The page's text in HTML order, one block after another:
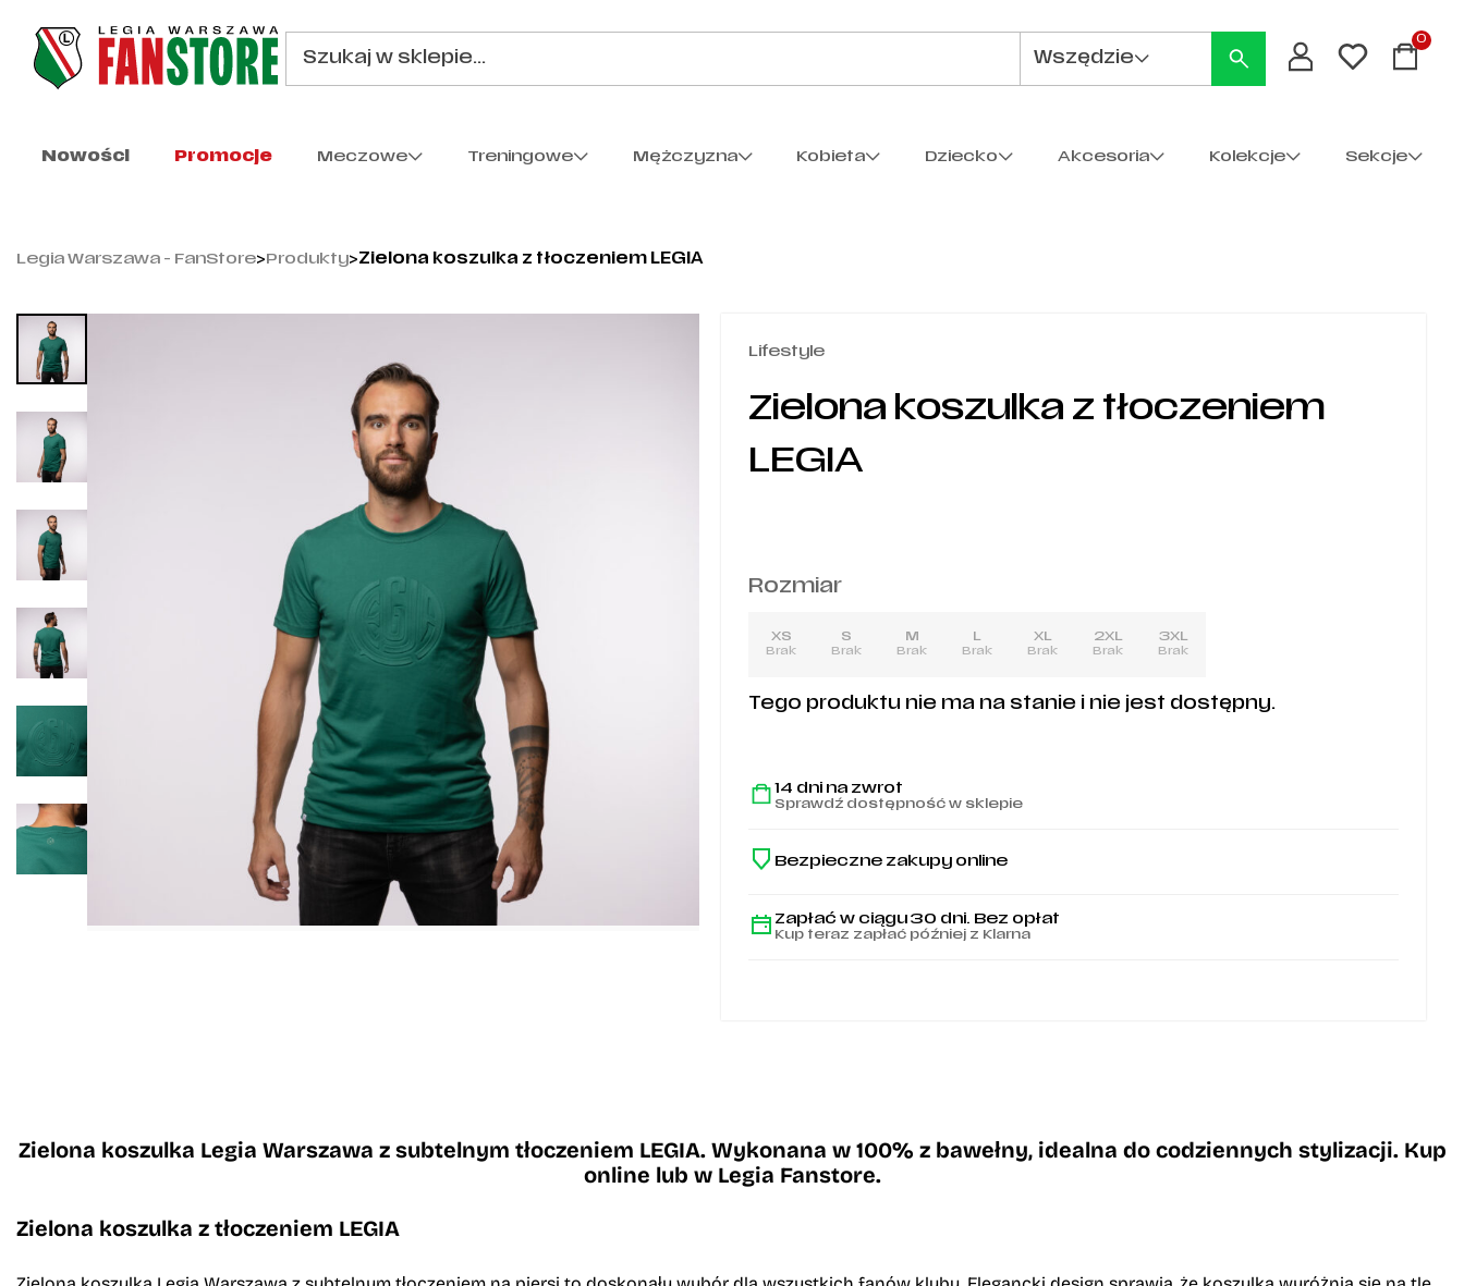
Wszędzie
0
Nowości Promocje Meczowe Treningowe Mężczyzna Kobieta Dziecko Akcesoria Kolekcje Sekcje
Legia Warszawa - FanStore>Produkty>Zielona koszulka z tłoczeniem LEGIA
Lifestyle
Zielona koszulka z tłoczeniem
LEGIA
Rozmiar
XS
Brak
S
Brak
M
Brak
L
Brak
XL
Brak
2XL
Brak
3XL
Brak
Tego produktu nie ma na stanie i nie jest dostępny.
14 dni na zwrot
Sprawdź dostępność w sklepie
Bezpieczne zakupy online
Zapłać w ciągu 30 dni. Bez opłat
Kup teraz zapłać później z Klarna
Zielona koszulka Legia Warszawa z subtelnym tłoczeniem LEGIA. Wykonana w 100% z bawełny, idealna do codziennych stylizacji. Kup
online lub w Legia Fanstore.
Zielona koszulka z tłoczeniem LEGIA